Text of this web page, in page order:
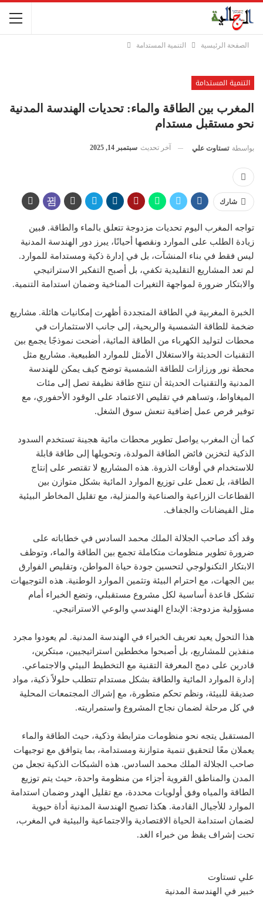
الصفحة الرئيسية التنمية المستدامة
التنمية المستدامة
المغرب بين الطاقة والماء: تحديات الهندسة المدنية
نحو مستقبل مستدام
بواسطة تستاوت علي آخر تحديث سبتمبر 14, 2025
شارك
تواجه المغرب اليوم تحديات مزدوجة تتعلق بالماء والطاقة. فبين
زيادة الطلب على الموارد ونقصها أحيانًا، يبرز دور الهندسة المدنية
ليس فقط في بناء المنشآت، بل في إدارة ذكية ومستدامة للموارد.
لم تعد المشاريع التقليدية تكفي، بل أصبح التفكير الاستراتيجي
والابتكار ضرورة لمواجهة التغيرات المناخية وضمان استدامة التنمية.
الخبرة المغربية في الطاقة المتجددة أظهرت إمكانيات هائلة. مشاريع
ضخمة للطاقة الشمسية والريحية، إلى جانب الاستثمارات في
محطات لتوليد الكهرباء من الطاقة المائية، أضحت نموذجًا يجمع بين
التقنيات الحديثة والاستغلال الأمثل للموارد الطبيعية. مشاريع مثل
محطة نور ورزازات للطاقة الشمسية توضح كيف يمكن للهندسة
المدنية والتقنيات الحديثة أن تنتج طاقة نظيفة تصل إلى مئات
الميغاواط، وتساهم في تقليص الاعتماد على الوقود الأحفوري، مع
توفير فرص عمل إضافية تنعش سوق الشغل.
كما أن المغرب يواصل تطوير محطات مائية هجينة تستخدم السدود
الذكية لتخزين فائض الطاقة المولدة، وتحويلها إلى طاقة قابلة
للاستخدام في أوقات الذروة. هذه المشاريع لا تقتصر على إنتاج
الطاقة، بل تعمل على توزيع الموارد المائية بشكل متوازن بين
القطاعات الزراعية والصناعية والمنزلية، مع تقليل المخاطر البيئية
مثل الفيضانات والجفاف.
وقد أكد صاحب الجلالة الملك محمد السادس في خطاباته على
ضرورة تطوير منظومات متكاملة تجمع بين الطاقة والماء، وتوظف
الابتكار التكنولوجي لتحسين جودة حياة المواطن، وتقليص الفوارق
بين الجهات، مع احترام البيئة وتثمين الموارد الوطنية. هذه التوجيهات
تشكل قاعدة أساسية لكل مشروع مستقبلي، وتضع الخبراء أمام
مسؤولية مزدوجة: الإبداع الهندسي والوعي الاستراتيجي.
هذا التحول يعيد تعريف الخبراء في الهندسة المدنية. لم يعودوا مجرد
منفذين للمشاريع، بل أصبحوا مخططين استراتيجيين، مبتكرين،
قادرين على دمج المعرفة التقنية مع التخطيط البيئي والاجتماعي.
إدارة الموارد المائية والطاقة بشكل مستدام تتطلب حلولاً ذكية، مواد
صديقة للبيئة، ونظم تحكم متطورة، مع إشراك المجتمعات المحلية
في كل مرحلة لضمان نجاح المشروع واستمراريته.
المستقبل يتجه نحو منظومات مترابطة وذكية، حيث الطاقة والماء
يعملان معًا لتحقيق تنمية متوازنة ومستدامة، بما يتوافق مع توجيهات
صاحب الجلالة الملك محمد السادس. هذه الشبكات الذكية تجعل من
المدن والمناطق القروية أجزاء من منظومة واحدة، حيث يتم توزيع
الطاقة والمياه وفق أولويات محددة، مع تقليل الهدر وضمان استدامة
الموارد للأجيال القادمة. هكذا تصبح الهندسة المدنية أداة حيوية
لضمان استدامة الحياة الاقتصادية والاجتماعية والبيئية في المغرب،
تحت إشراف يقظ من خبراء الغد.
علي تستاوت
خبير في الهندسة المدنية